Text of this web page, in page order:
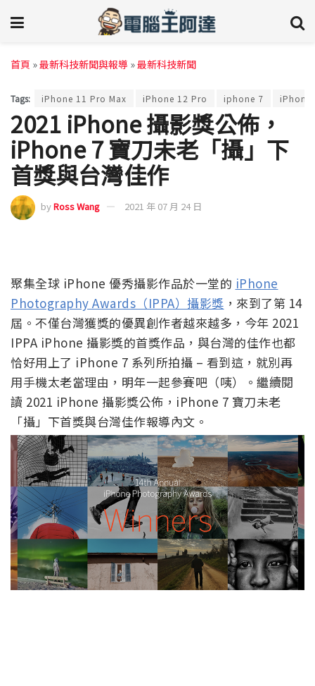
首頁 »最新科技新聞與報導 »最新科技新聞
Tags: iPhone 11 Pro Max iPhone 12 Pro iphone 7 iPhone
2021 iPhone 攝影獎公佈，
iPhone 7 寶刀未老「攝」下
首獎與台灣佳作
byRoss Wang 2021 年 07 月 24 日
聚集全球 iPhone 優秀攝影作品於一堂的 iPhone
Photography Awards（IPPA）攝影獎 ，來到了第 14
屆。不僅台灣獲獎的優異創作者越來越多，今年 2021
IPPA iPhone 攝影獎的首獎作品，與台灣的佳作也都
恰好用上了 iPhone 7 系列所拍攝 – 看到這，就別再
用手機太老當理由，明年一起參賽吧（咦）。繼續閱
讀 2021 iPhone 攝影獎公佈，iPhone 7 寶刀未老
「攝」下首獎與台灣佳作報導內文。